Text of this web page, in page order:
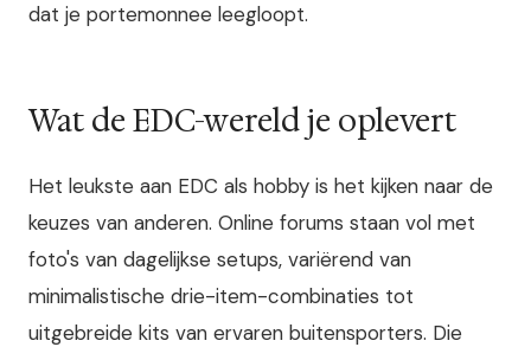
dat je portemonnee leegloopt.
Wat de EDC-wereld je oplevert
Het leukste aan EDC als hobby is het kijken naar de
keuzes van anderen. Online forums staan vol met
foto's van dagelijkse setups, variërend van
minimalistische drie-item-combinaties tot
uitgebreide kits van ervaren buitensporters. Die